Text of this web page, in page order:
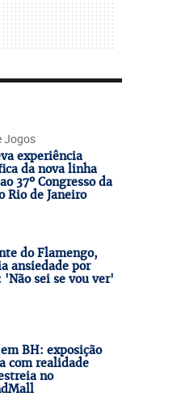
Jogos
experiência
da nova linha
37º Congresso da
Rio de Janeiro
do Flamengo,
ansiedade por
'Não sei se vou ver'
BH: exposição
com realidade
no